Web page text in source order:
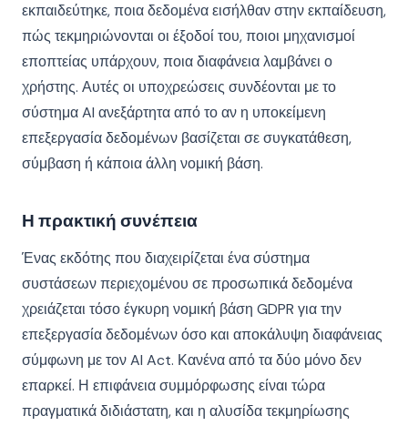
εκπαιδεύτηκε, ποια δεδομένα εισήλθαν στην εκπαίδευση,
πώς τεκμηριώνονται οι έξοδοί του, ποιοι μηχανισμοί
εποπτείας υπάρχουν, ποια διαφάνεια λαμβάνει ο
χρήστης. Αυτές οι υποχρεώσεις συνδέονται με το
σύστημα AI ανεξάρτητα από το αν η υποκείμενη
επεξεργασία δεδομένων βασίζεται σε συγκατάθεση,
σύμβαση ή κάποια άλλη νομική βάση.
Η πρακτική συνέπεια
Ένας εκδότης που διαχειρίζεται ένα σύστημα
συστάσεων περιεχομένου σε προσωπικά δεδομένα
χρειάζεται τόσο έγκυρη νομική βάση GDPR για την
επεξεργασία δεδομένων όσο και αποκάλυψη διαφάνειας
σύμφωνη με τον AI Act. Κανένα από τα δύο μόνο δεν
επαρκεί. Η επιφάνεια συμμόρφωσης είναι τώρα
πραγματικά διδιάστατη, και η αλυσίδα τεκμηρίωσης